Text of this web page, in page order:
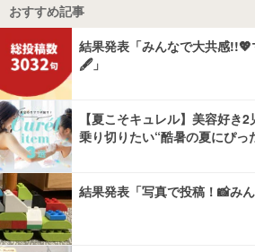
おすすめ記事
結果発表「みんなで大共感
🖋️」
【夏こそキュレル】美容好き
乗り切りたい“酷暑の夏にぴ
結果発表「写真で投稿！📸み